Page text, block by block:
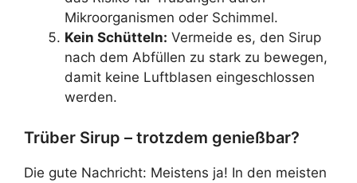
Mikroorganismen oder Schimmel.
Kein Schütteln: Vermeide es, den Sirup
nach dem Abfüllen zu stark zu bewegen,
damit keine Luftblasen eingeschlossen
werden.
Trüber Sirup – trotzdem genießbar?
Die gute Nachricht: Meistens ja! In den meisten